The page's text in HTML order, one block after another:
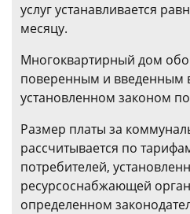
услуг устанавливается
месяцу.
Многоквартирный дом
поверенным и введенным
установленном законом
Размер платы за
рассчитывается по
потребителей,
ресурсоснабжающей
определенном